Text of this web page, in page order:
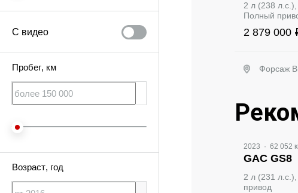
С видео
Пробег, км
Возраст, год
2 л (238
Полный
2 879 000
Форсаж
Видео
2023 · 62 052
GAC GS8
2 л (231
привод